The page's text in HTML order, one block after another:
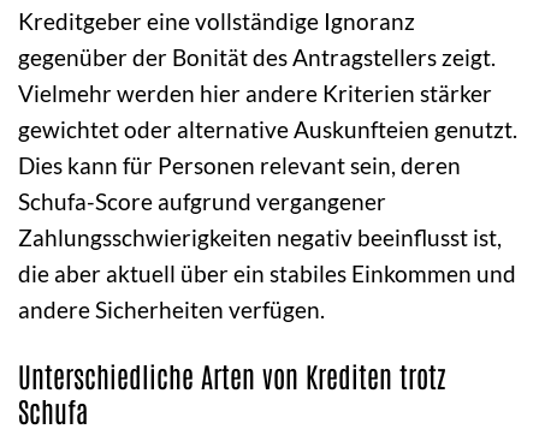
Kreditgeber eine vollständige Ignoranz
gegenüber der Bonität des Antragstellers zeigt.
Vielmehr werden hier andere Kriterien stärker
gewichtet oder alternative Auskunfteien genutzt.
Dies kann für Personen relevant sein, deren
Schufa-Score aufgrund vergangener
Zahlungsschwierigkeiten negativ beeinflusst ist,
die aber aktuell über ein stabiles Einkommen und
andere Sicherheiten verfügen.
Unterschiedliche Arten von Krediten trotz
Schufa